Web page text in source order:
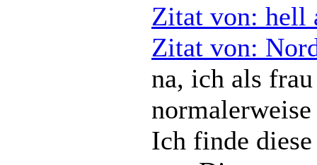
Zitat von: hell
Zitat von:
na, ich als
Ich finde